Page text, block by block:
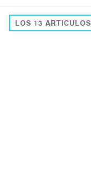
LOS 13 ARTICULOS